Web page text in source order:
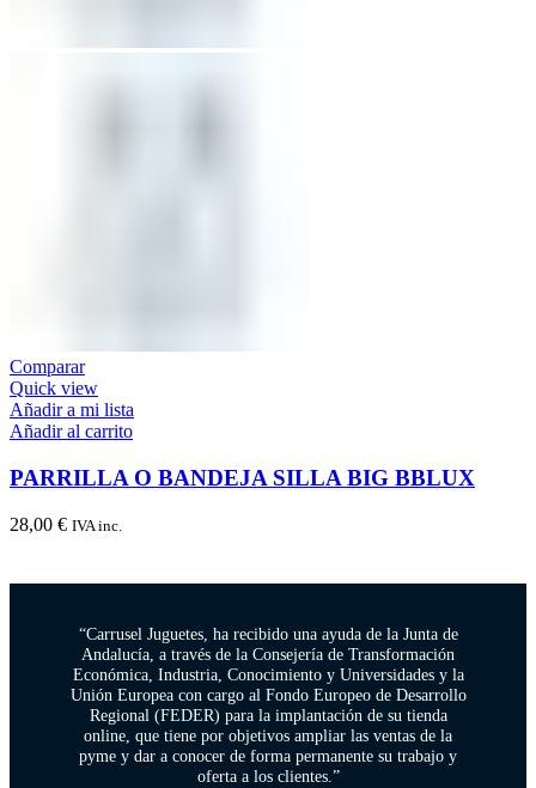
Comparar
Quick view
Añadir a mi lista
Añadir al carrito
PARRILLA O BANDEJA SILLA BIG BBLUX
28,00 € IVA inc.
“Carrusel Juguetes, ha recibido una ayuda de la Junta de
Andalucía, a través de la Consejería de Transformación
Económica, Industria, Conocimiento y Universidades y la
Unión Europea con cargo al Fondo Europeo de Desarrollo
Regional (FEDER) para la implantación de su tienda
online, que tiene por objetivos ampliar las ventas de la
pyme y dar a conocer de forma permanente su trabajo y
oferta a los clientes.”